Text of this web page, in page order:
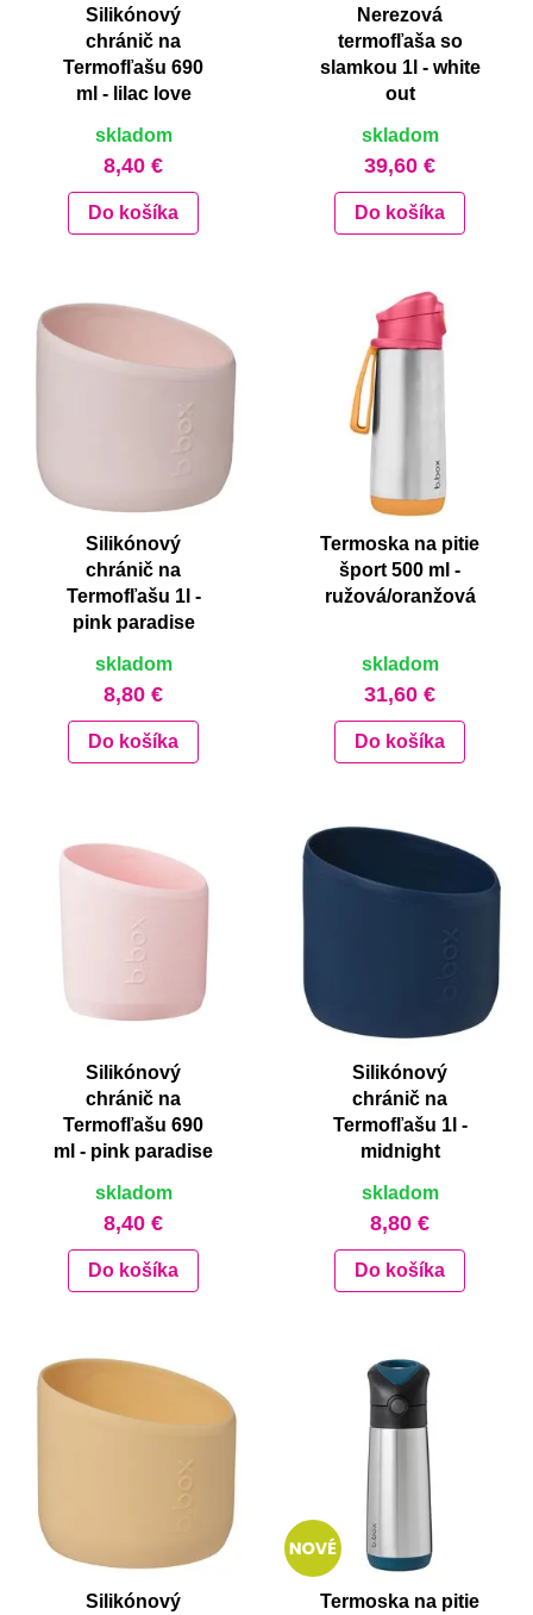
Silikónový
chránič na
Termofľašu 690
ml - lilac love
skladom
8,40 €
Do košíka
Nerezová
termofľaša so
slamkou 1l - white
out
skladom
39,60 €
Do košíka
Silikónový
chránič na
Termofľašu 1l -
pink paradise
skladom
8,80 €
Do košíka
Termoska na pitie
šport 500 ml -
ružová/oranžová
skladom
31,60 €
Do košíka
Silikónový
chránič na
Termofľašu 690
ml - pink paradise
skladom
8,40 €
Do košíka
Silikónový
chránič na
Termofľašu 1l -
midnight
skladom
8,80 €
Do košíka
Silikónový
Termoska na pitie